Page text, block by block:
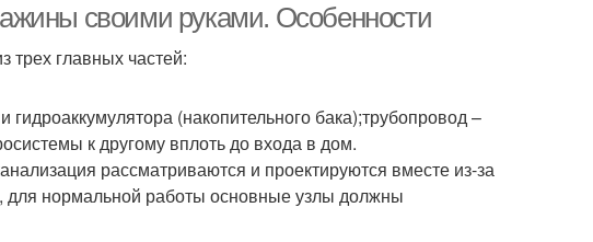
своими руками. Особенности
трех главных частей:
(накопительного бака);трубопровод –
к другому вплоть до входа в дом.
рассматриваются и проектируются вместе из-за
для нормальной работы основные узлы должны